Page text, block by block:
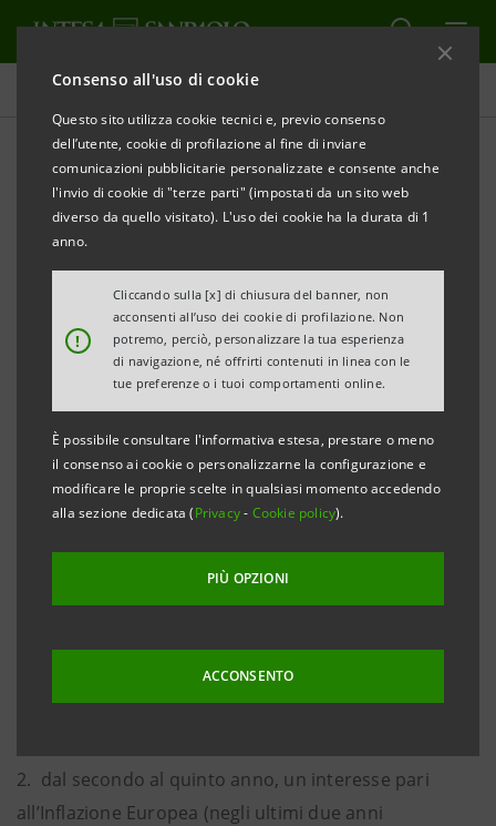
Consenso all'uso di cookie
Questo sito utilizza cookie tecnici e, previo consenso
dell’utente, cookie di profilazione al fine di inviare
comunicazioni pubblicitarie personalizzate e consente anche
l'invio di cookie di "terze parti" (impostati da un sito web
diverso da quello visitato). L'uso dei cookie ha la durata di 1
anno.
!
Cliccando sulla [x] di chiusura del banner, non
acconsenti all’uso dei cookie di profilazione. Non
potremo, perciò, personalizzare la tua esperienza
di navigazione, né offrirti contenuti in linea con le
tue preferenze o i tuoi comportamenti online.
È possibile consultare l'informativa estesa, prestare o meno
il consenso ai cookie o personalizzarne la configurazione e
modificare le proprie scelte in qualsiasi momento accedendo
alla sezione dedicata (Privacy- Cookie policy).
PIÙ OPZIONI
ACCONSENTO
Comunicati stampa
STAMPA AGGIORNA
Milano, 07 aprile 2003
Banca Intesa lancia oggiSchermo Totale, un nuovo
prodotto adatto ai risparmiatori che cercano
soluzioni di investimento semplici e sicure.Schermo
è un’obbligazione strutturata che offre la
protezione dell’investimento obbligazionario, con in
più l’opportunità di sfruttare a proprio favore la
crescita dell’inflazione.
Schermo Totaleè un’obbligazione di durata
2. dal secondo al quinto anno, un interesse pari
all’Inflazione Europea (negli ultimi due anni